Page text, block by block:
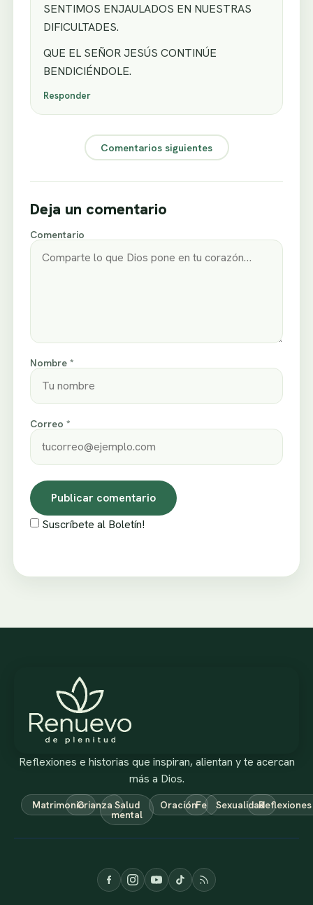
SENTIMOS ENJAULADOS EN NUESTRAS
DIFICULTADES.
QUE EL SEÑOR JESÚS CONTINÚE
BENDICIÉNDOLE.
Responder
Comentarios siguientes
Deja un comentario
Comentario
Nombre *
Correo *
Suscríbete al Boletín!
Reflexiones e historias que inspiran, alientan y te acercan
más a Dios.
MatrimonioCrianza Salud
mental
OraciónFe SexualidadReflexiones